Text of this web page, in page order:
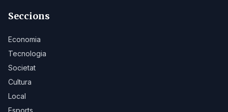
Seccions
Economia
Tecnologia
Societat
Cultura
Local
Esports